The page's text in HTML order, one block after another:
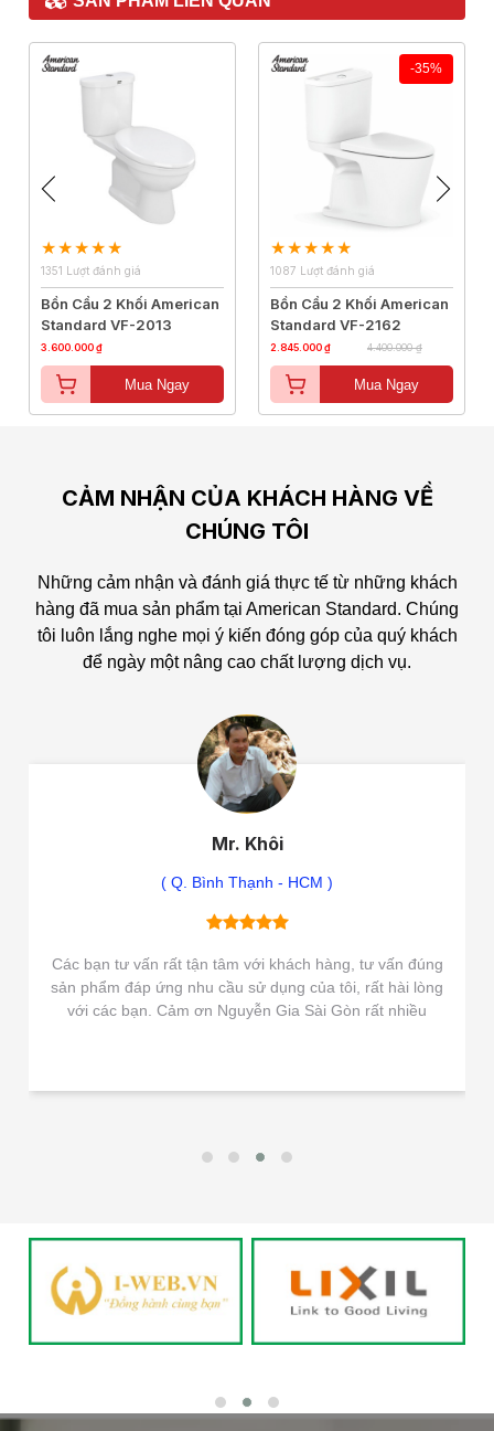
1351 Lượt đánh giá
Bồn Cầu 2 Khối American
Standard VF-2013
3.600.000 ₫
Mua Ngay
-35%
1087 Lượt đánh giá
Bồn Cầu 2 Khối American
Standard VF-2162
2.845.000 ₫ 4.400.000 ₫
Mua Ngay
CẢM NHẬN CỦA KHÁCH HÀNG VỀ
CHÚNG TÔI
Những cảm nhận và đánh giá thực tế từ những khách
hàng đã mua sản phẩm tại American Standard. Chúng
tôi luôn lắng nghe mọi ý kiến đóng góp của quý khách
để ngày một nâng cao chất lượng dịch vụ.
Mr. Khôi
( Q. Bình Thạnh - HCM )
Các bạn tư vấn rất tận tâm với khách hàng, tư vấn đúng
sản phẩm đáp ứng nhu cầu sử dụng của tôi, rất hài lòng
với các bạn. Cảm ơn Nguyễn Gia Sài Gòn rất nhiều